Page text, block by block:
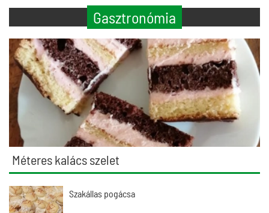
Gasztronómia
Méteres kalács szelet
Szakállas pogácsa